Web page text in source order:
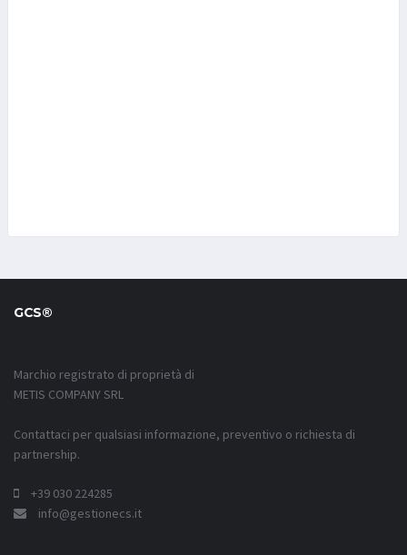
GCS®
Marchio registrato di proprietà di
METIS COMPANY SRL
Contattaci per qualsiasi informazione, preventivo o richiesta di
partnership.
+39 030 224285
info@gestionecs.it